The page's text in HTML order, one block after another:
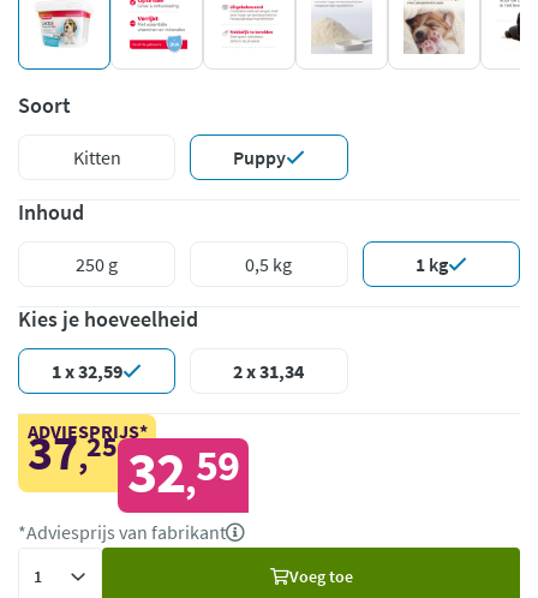
Soort
Kitten Puppy
Inhoud
250 g 0,5 kg 1 kg
Kies je hoeveelheid
1 x 32,59 2 x 31,34
ADVIESPRIJS*
37,25 32,59
*Adviesprijs van fabrikant
Voeg toe